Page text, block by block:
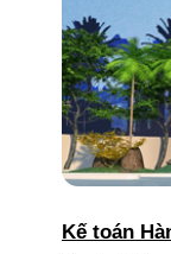
Kế toán